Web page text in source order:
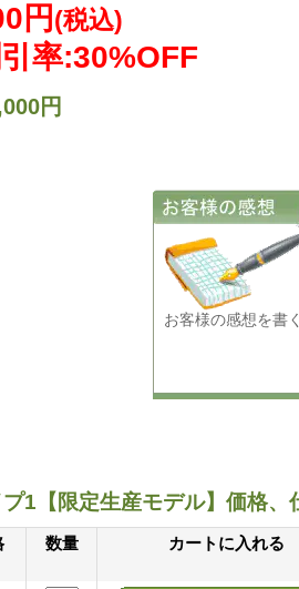
円 (税込)
率:30%OFF
円
お客様の感想を書く
1【限定生産モデル】価格、
数量 カートに入れる